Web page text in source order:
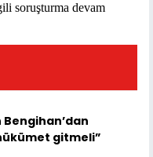
soruşturma devam
Bengihan’dan
gitmeli”